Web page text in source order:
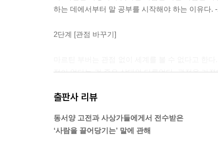
하는 데에서부터 말 공부를 시작해야 하는 이유다.
2단계 [관점 바꾸기]
점이 없다는 건 죽은 상태와 다름없다. 관점을 가
어렵다면, 역지사지하고 반성해 보는 것이다. 그
출판사 리뷰
동서양 고전과 사상가들에게서 전수받은
‘사람을 끌어당기는’ 말에 관해